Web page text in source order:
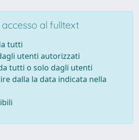
al fulltext
tutti
utenti autorizzati
tutti o solo dagli utenti
dalla la data indicata nella